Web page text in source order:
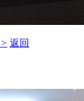
> 返回